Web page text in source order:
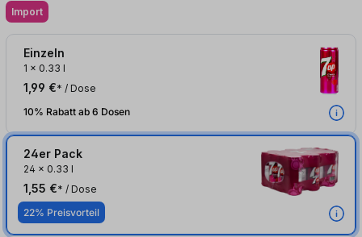
Import
Einzeln
1 x 0.33 l
1,99 €* / Dose
10% Rabatt ab 6 Dosen
24er Pack
24 x 0.33 l
1,55 €* / Dose
22% Preisvorteil